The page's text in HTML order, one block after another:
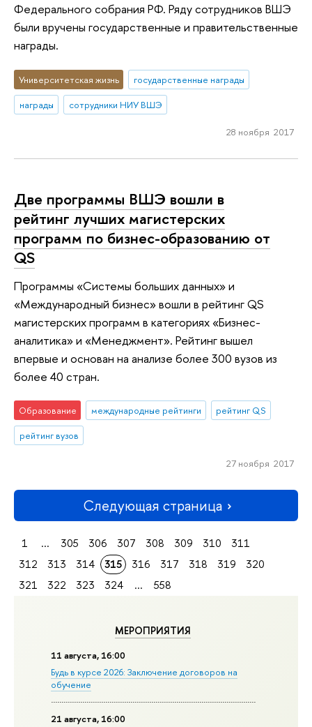
МЕРОПРИЯТИЯ
11 августа, 16:00
Будь в курсе 2026: Заключение договоров на
обучение
21 августа, 16:00
Федерального собрания РФ. Ряду сотрудников ВШЭ
были вручены государственные и правительственные
награды.
Университетская жизнь
государственные награды
награды
сотрудники НИУ ВШЭ
28 ноября 2017
Две программы ВШЭ вошли в
рейтинг лучших магистерских
программ по бизнес-образованию от
QS
Программы «Системы больших данных» и
«Международный бизнес» вошли в рейтинг QS
магистерских программ в категориях «Бизнес-
аналитика» и «Менеджмент». Рейтинг вышел
впервые и основан на анализе более 300 вузов из
более 40 стран.
Образование международные рейтинги
рейтинг QS
рейтинг вузов
27 ноября 2017
Следующая страница
1 ... 305 306 307 308 309 310
311
312
313 314 315 316 317 318 319
320
321
322 323 324 ... 558